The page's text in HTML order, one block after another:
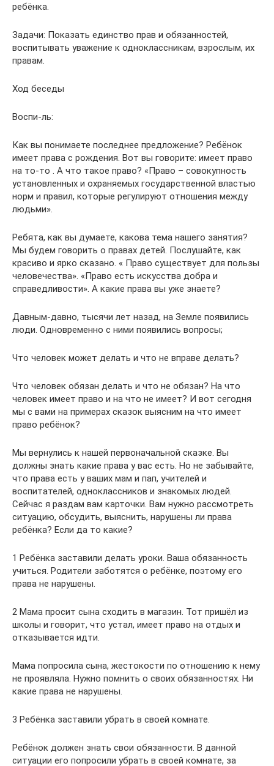
ребёнка.
Задачи: Показать единство прав и обязанностей,
воспитывать уважение к одноклассникам, взрослым, их
правам.
Ход беседы
Воспи-ль:
Как вы понимаете последнее предложение? Ребёнок
имеет права с рождения. Вот вы говорите: имеет право
на то-то . А что такое право? «Право – совокупность
установленных и охраняемых государственной властью
норм и правил, которые регулируют отношения между
людьми».
Ребята, как вы думаете, какова тема нашего занятия?
Мы будем говорить о правах детей. Послушайте, как
красиво и ярко сказано. « Право существует для пользы
человечества». «Право есть искусства добра и
справедливости». А какие права вы уже знаете?
Давным-давно, тысячи лет назад, на Земле появились
люди. Одновременно с ними появились вопросы;
Что человек может делать и что не вправе делать?
Что человек обязан делать и что не обязан? На что
человек имеет право и на что не имеет? И вот сегодня
мы с вами на примерах сказок выясним на что имеет
право ребёнок?
Мы вернулись к нашей первоначальной сказке. Вы
должны знать какие права у вас есть. Но не забывайте,
что права есть у ваших мам и пап, учителей и
воспитателей, одноклассников и знакомых людей.
Сейчас я раздам вам карточки. Вам нужно рассмотреть
ситуацию, обсудить, выяснить, нарушены ли права
ребёнка? Если да то какие?
1 Ребёнка заставили делать уроки. Ваша обязанность
учиться. Родители заботятся о ребёнке, поэтому его
права не нарушены.
2 Мама просит сына сходить в магазин. Тот пришёл из
школы и говорит, что устал, имеет право на отдых и
отказывается идти.
Мама попросила сына, жестокости по отношению к нему
не проявляла. Нужно помнить о своих обязанностях. Ни
какие права не нарушены.
3 Ребёнка заставили убрать в своей комнате.
Ребёнок должен знать свои обязанности. В данной
ситуации его попросили убрать в своей комнате, за